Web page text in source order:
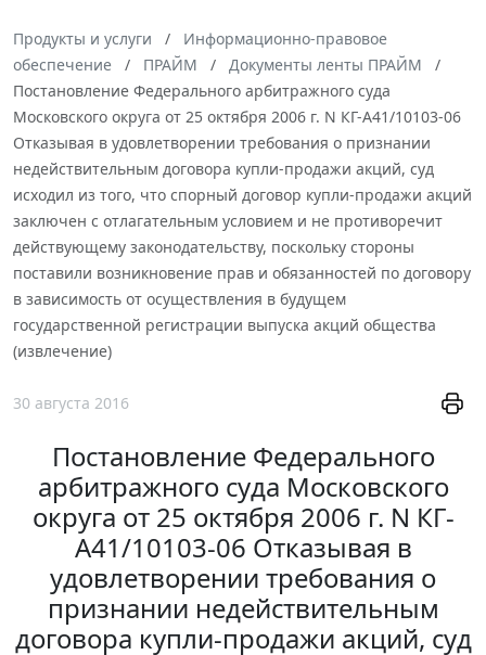
Продукты и услуги
Информационно-правовое
обеспечение
ПРАЙМ
Документы ленты ПРАЙМ
Постановление Федерального арбитражного суда
Московского округа от 25 октября 2006 г. N КГ-А41/10103-06
Отказывая в удовлетворении требования о признании
недействительным договора купли-продажи акций, суд
исходил из того, что спорный договор купли-продажи акций
заключен с отлагательным условием и не противоречит
действующему законодательству, поскольку стороны
поставили возникновение прав и обязанностей по договору
в зависимость от осуществления в будущем
государственной регистрации выпуска акций общества
(извлечение)
30 августа 2016
Постановление Федерального
арбитражного суда Московского
округа от 25 октября 2006 г. N КГ-
А41/10103-06 Отказывая в
удовлетворении требования о
признании недействительным
договора купли-продажи акций, суд